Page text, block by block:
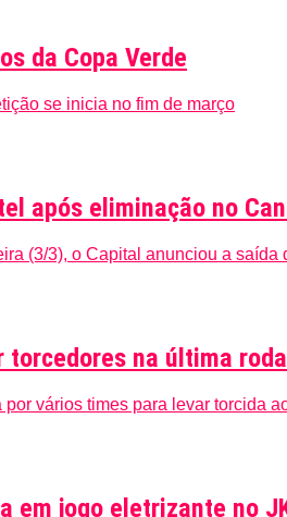
da Copa Verde
se inicia no fim de março
após eliminação no
(3/3), o Capital anunciou a
na última
vários times para levar torcida
em jogo eletrizante no